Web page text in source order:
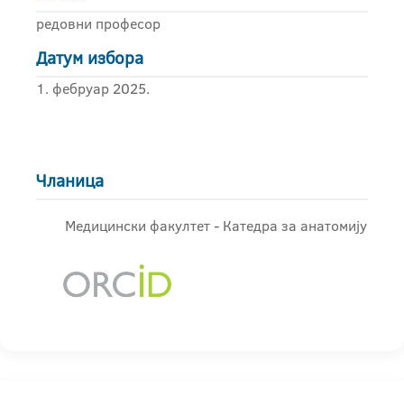
редовни професор
Датум избора
1. фебруар 2025.
Чланица
Медицински факултет - Катедра за анатомију